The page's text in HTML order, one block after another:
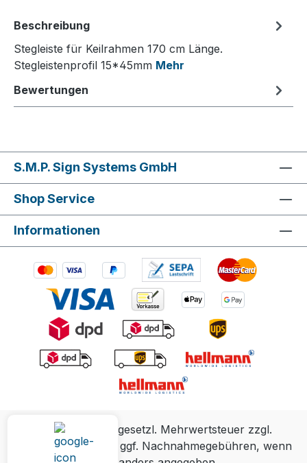
Beschreibung
Stegleiste für Keilrahmen 170 cm Länge.
Stegleistenprofil 15*45mm Mehr
Bewertungen
S.M.P. Sign Systems GmbH
Shop Service
Informationen
Alle Preise inkl. gesetzl. Mehrwertsteuer zzgl.
Versandkostenund ggf. Nachnahmegebühren, wenn